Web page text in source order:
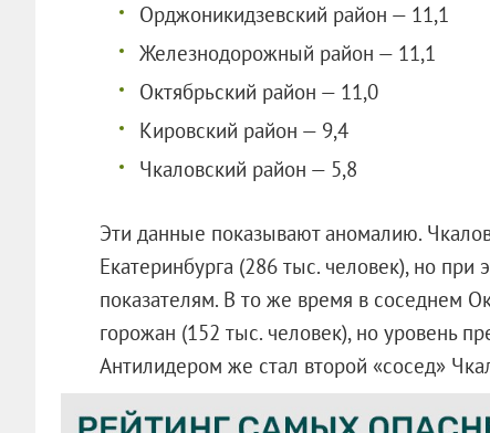
Орджоникидзевский район — 11,1
Железнодорожный район — 11,1
Октябрьский район — 11,0
Кировский район — 9,4
Чкаловский район — 5,8
Эти данные показывают аномалию.
Екатеринбурга (286 тыс. человек), но
показателям. В то же время в соседнем
горожан (152 тыс. человек), но уровень
Антилидером же стал второй «сосед»